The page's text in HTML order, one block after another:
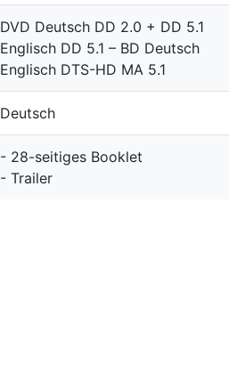
DVD Deutsch DD 2.0 + DD 5.1
Englisch DD 5.1 – BD Deutsch
Englisch DTS-HD MA 5.1
Deutsch
- 28-seitiges Booklet
- Trailer